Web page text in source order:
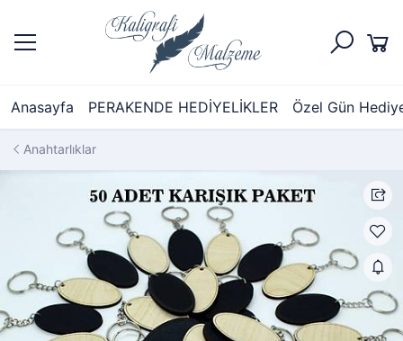
Anasayfa PERAKENDE HEDİYELİKLER Özel Gün
Anahtarlıklar